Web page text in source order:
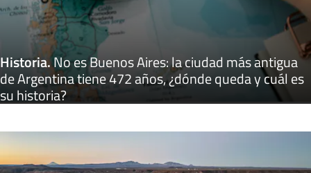
Historia.No es Buenos Aires: la ciudad más antigua
de Argentina tiene 472 años, ¿dónde queda y cuál es
su historia?